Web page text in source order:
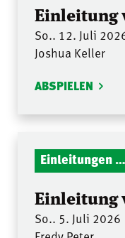
Einleitung
So.. 12. Juli
Joshua Keller
ABSPIELEN
Einleitungen Gottesdienst
Einleitung
So.. 5. Juli 2026